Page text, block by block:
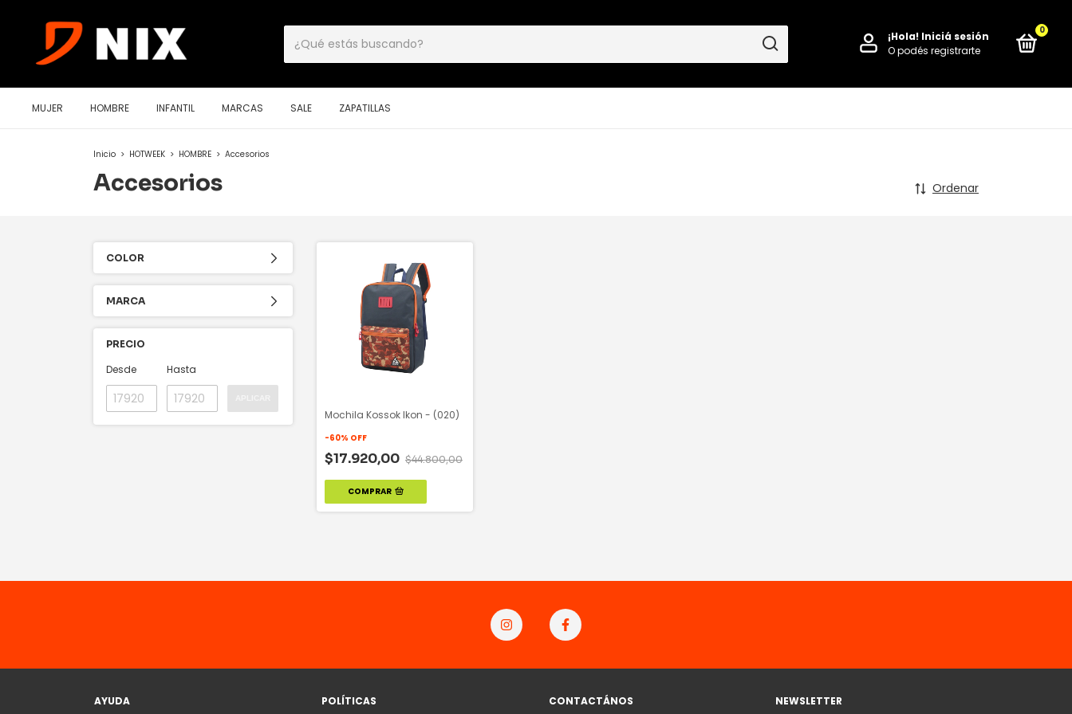
¡Hola! Iniciá sesión
O podés registrarte
0
MUJER HOMBRE INFANTIL MARCAS SALE ZAPATILLAS
Inicio > HOTWEEK > HOMBRE > Accesorios
Accesorios Ordenar
COLOR
MARCA
PRECIO
Desde Hasta
Mochila Kossok Ikon - (020)
-60% OFF
$17.920,00 $44.800,00
COMPRAR
AYUDA POLÍTICAS CONTACTÁNOS NEWSLETTER